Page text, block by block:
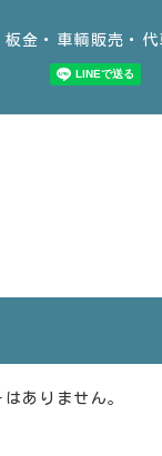
金・車輌販売・
ありません。